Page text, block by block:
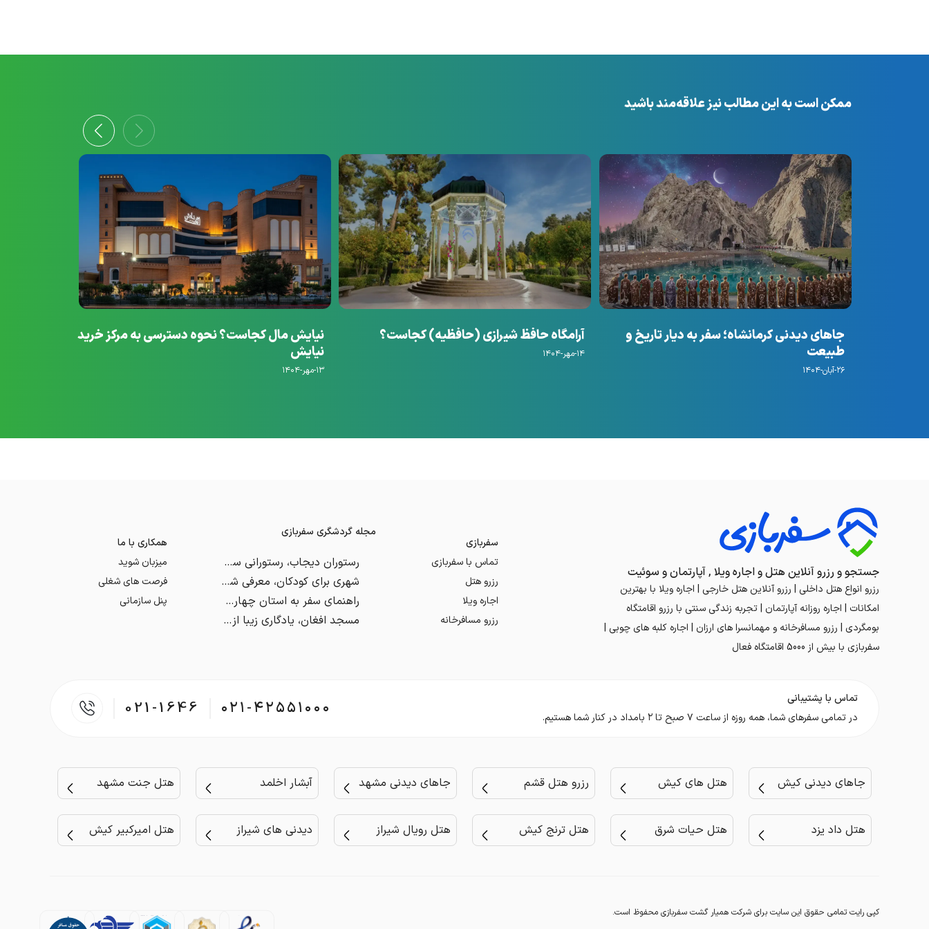
ممکن است به این مطالب نیز علاقه‌مند باشید
جاهای دیدنی کرمانشاه؛ سفر به دیار تاریخ و
طبیعت
۲۶-آبان-۱۴۰۴
آرامگاه حافظ شیرازی (حافظیه) کجاست؟
۱۴-مهر-۱۴۰۴
نیایش مال کجاست؟ نحوه دسترسی به مرکز خرید
نیایش
۱۳-مهر-۱۴۰۴
جستجو و رزرو آنلاین هتل و اجاره ویلا , آپارتمان و سوئیت
رزرو انواع هتل داخلی | رزرو آنلاین هتل خارجی | اجاره ویلا با بهترین
امکانات | اجاره روزانه آپارتمان | تجربه زندگی سنتی با رزرو اقامتگاه
بومگردی | رزرو مسافرخانه و مهمانسرا های ارزان | اجاره کلبه های چوبی |
سفربازی با بیش از 5000 اقامتگاه فعال
سفربازی
تماس با سفربازی
رزرو هتل
اجاره ویلا
رزرو مسافرخانه
مجله گردشگری سفربازی
رستوران دیجاب، رستورانی سنتی در دل شهر رامسر
شهری برای کودکان، معرفی شهربازی کلوپ پاندا مشهد
راهنمای سفر به استان چهارمحال و بختیاری
مسجد افغان‌، یادگاری زیبا از عهد افشاریان
همکاری با ما
میزبان شوید
فرصت های شغلی
پنل سازمانی
تماس با پشتیبانی
در تمامی سفر‌های شما، همه روزه از ساعت ۷ صبح تا ۲ بامداد در کنار شما هستیم.
۰۲۱-۴۲۵۵۱۰۰۰ 021-1646
جاهای دیدنی کیش هتل های کیش رزرو هتل قشم جاهای دیدنی مشهد آبشار اخلمد هتل جنت مشهد
هتل داد یزد هتل حیات شرق هتل ترنج کیش هتل رویال شیراز دیدنی های شیراز هتل امیرکبیر کیش
کپی رایت تمامی حقوق این سایت برای شرکت همیار گشت سفربازی محفوظ است.